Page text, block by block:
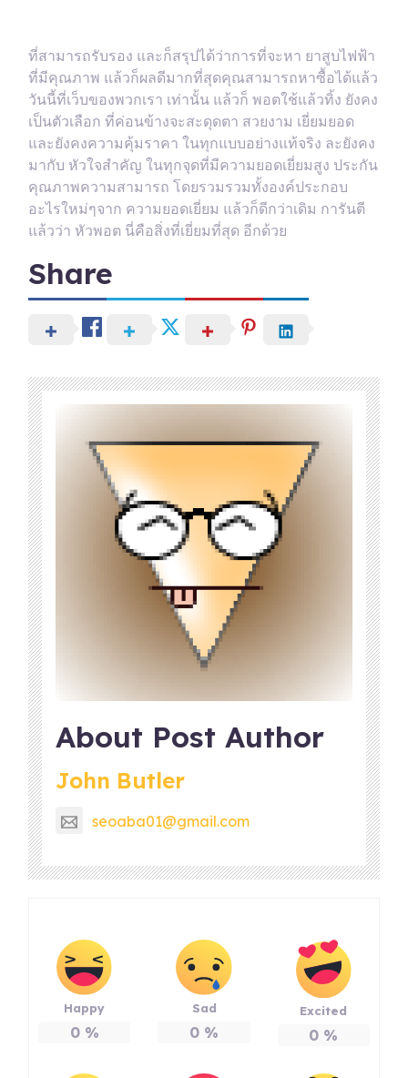
ที่สามารถรับรอง และก็สรุปได้ว่าการที่จะหา ยาสูบไฟฟ้า
ที่มีคุณภาพ แล้วก็ผลดีมากที่สุดคุณสามารถหาซื้อได้แล้ว
วันนี้ที่เว็บของพวกเรา เท่านั้น แล้วก็ พอตใช้แล้วทิ้ง ยังคง
เป็นตัวเลือก ที่ค่อนข้างจะสะดุดตา สวยงาม เยี่ยมยอด
และยังคงความคุ้มราคา ในทุกแบบอย่างแท้จริง ละยังคง
มากับ หัวใจสำคัญ ในทุกจุดที่มีความยอดเยี่ยมสูง ประกัน
คุณภาพความสามารถ โดยรวมรวมทั้งองค์ประกอบ
อะไรใหม่ๆจาก ความยอดเยี่ยม แล้วก็ดีกว่าเดิม การันตี
แล้วว่า หัวพอต นี่คือสิ่งที่เยี่ยมที่สุด อีกด้วย
Share
About Post Author
John Butler
seoaba01@gmail.com
Happy
0%
Sad
0 %
Excited
0 %